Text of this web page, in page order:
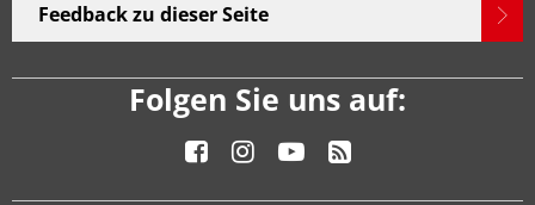
Feedback zu dieser Seite
Folgen Sie uns auf: